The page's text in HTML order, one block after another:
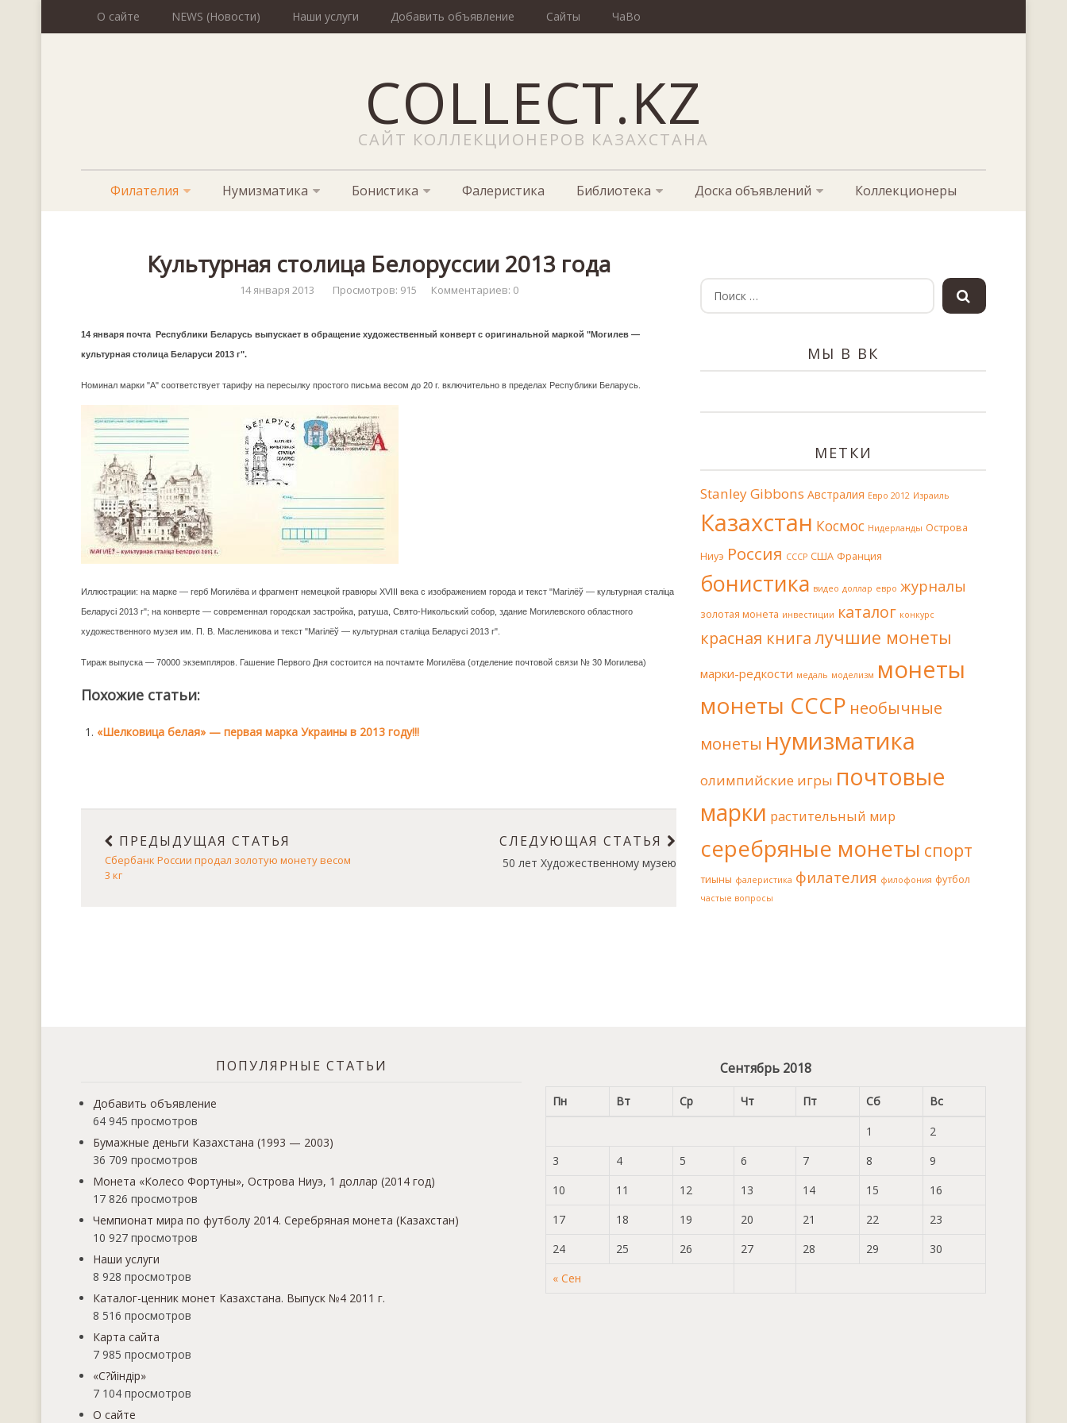
О сайте NEWS (Новости) Наши услуги Добавить объявление Сайты ЧаВо
COLLECT.KZ
САЙТ КОЛЛЕКЦИОНЕРОВ КАЗАХСТАНА
Филателия Нумизматика Бонистика Фалеристика Библиотека Доска объявлений Коллекционеры
Культурная столица Белоруссии 2013 года
14 января 2013 Просмотров: 915 Комментариев: 0
14 января почта Республики Беларусь выпускает в обращение художественный конверт с оригинальной маркой "Могилев —
культурная столица Беларуси 2013 г".
Номинал марки "А" соответствует тарифу на пересылку простого письма весом до 20 г. включительно в пределах Республики Беларусь.
Иллюстрации: на марке — герб Могилёва и фрагмент немецкой гравюры XVIII века с изображением города и текст "Магілёў — культурная сталіца
Беларусі 2013 г"; на конверте — современная городская застройка, ратуша, Свято-Никольский собор, здание Могилевского областного
художественного музея им. П. В. Масленикова и текст "Магілёў — культурная сталіца Беларусі 2013 г".
Тираж выпуска — 70000 экземпляров. Гашение Первого Дня состоится на почтамте Могилёва (отделение почтовой связи № 30 Могилева)
Похожие статьи:
«Шелковица белая» — первая марка Украины в 2013 году!!!
ПРЕДЫДУЩАЯ СТАТЬЯ
Сбербанк России продал золотую монету весом
3 кг
СЛЕДУЮЩАЯ СТАТЬЯ
50 лет Художественному музею
МЫ В ВК
МЕТКИ
Stanley Gibbons Австралия Евро 2012 Израиль
Казахстан Космос Нидерланды Острова
Ниуэ Россия СССР США Франция
бонистика видео доллар евро журналы
золотая монета инвестиции каталог конкурс
красная книгалучшие монеты
марки-редкости медаль моделизм монеты
монеты СССР необычные
монеты нумизматика
олимпийские игры почтовые
марки растительный мир
серебряные монеты спорт
тиыны фалеристика филателия филофония футбол
частые вопросы
ПОПУЛЯРНЫЕ СТАТЬИ
Добавить объявление
64 945 просмотров
Бумажные деньги Казахстана (1993 — 2003)
36 709 просмотров
Монета «Колесо Фортуны», Острова Ниуэ, 1 доллар (2014 год)
17 826 просмотров
Чемпионат мира по футболу 2014. Серебряная монета (Казахстан)
10 927 просмотров
Наши услуги
8 928 просмотров
Каталог-ценник монет Казахстана. Выпуск №4 2011 г.
8 516 просмотров
Карта сайта
7 985 просмотров
«С?йіндір»
7 104 просмотров
О сайте
Сентябрь 2018
Пн Вт Ср Чт Пт Сб Вс
« Сен
1
2
3
4 5 6 7 8
9
10
11 12 13 14 15
16
17
18 19 20 21 22
23
24
25 26 27 28 29 30